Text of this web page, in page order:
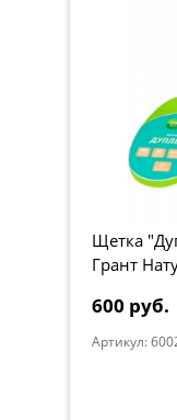
Щетка
Грант
600 руб.
Артикул: